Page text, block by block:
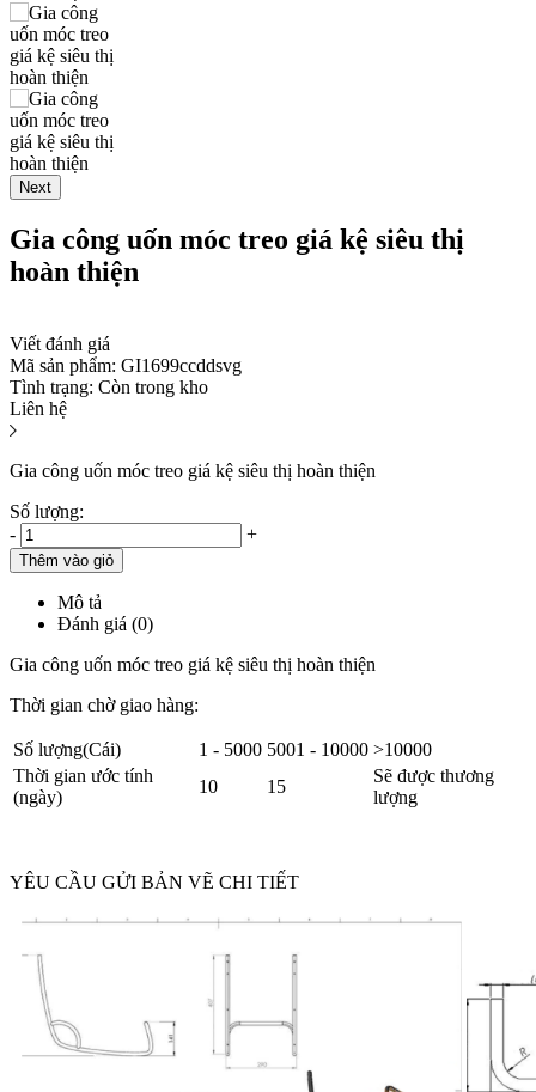
Next
Gia công uốn móc treo giá kệ siêu thị
hoàn thiện
Viết đánh giá
Mã sản phẩm: GI1699ccddsvg
Tình trạng: Còn trong kho
Liên hệ
Gia công uốn móc treo giá kệ siêu thị hoàn thiện
Số lượng:
-
+
Thêm vào giỏ
Mô tả
Đánh giá (0)
Gia công uốn móc treo giá kệ siêu thị hoàn thiện
Thời gian chờ giao hàng:
Số lượng(Cái) 1 - 5000 5001 - 10000 >10000
Thời gian ước tính
(ngày)
10 15
Sẽ được thương
lượng
YÊU CẦU GỬI BẢN VẼ CHI TIẾT